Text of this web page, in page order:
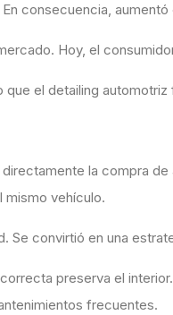
consecuencia,
Hoy, el
el detailing
la compra de
mismo vehículo.
Se convirtió en una
preserva el interior.
frecuentes.